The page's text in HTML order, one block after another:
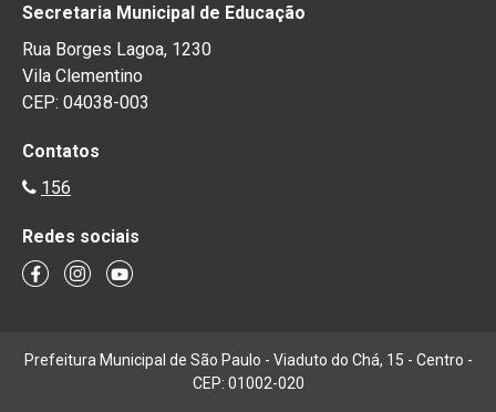
Secretaria Municipal de Educação
Rua Borges Lagoa, 1230
Vila Clementino
CEP: 04038-003
Contatos
156
Redes sociais
Prefeitura Municipal de São Paulo - Viaduto do Chá, 15 - Centro -
CEP: 01002-020